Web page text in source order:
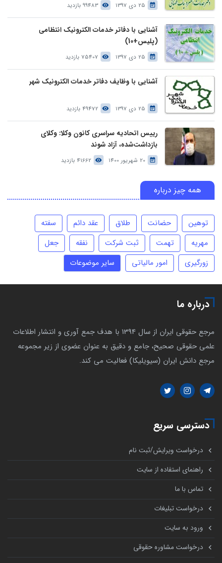
25 دی 1397 99483 بازدید
آشنایی با دفاتر خدمات الکترونیک انتظامی
(پلیس+10)
25 دی 1397 75407 بازدید
آشنایی با وظایف دفاتر خدمات الکترونیک شهر
25 دی 1397 49472 بازدید
رییس اتحادیه سراسری کانون وکلا: وکلای
بازداشت‌شده، آزاد شوند
20 شهریور 1400 41662 بازدید
همه چیز درباره
توهین حضانت طلاق عقد دائم
سفته
مهریه
تهمت ثبت شرکت نفقه
جعل
زورگیری
امور مالیاتی سایر موضوعات
درباره ما
مرجع حقوقی ایران از سال 1394 با هدف جمع آوری و انتشار اطلاعات
علمی حقوقی صحیح، جامع و دقیق به عنوان عضوی از زیر مجموعه
مرجع دانش ایران (سیویلیکا) فعالیت می کند.
دسترسی سریع
درخواست ویرایش/ثبت نام
راهنمای استفاده از سایت
تماس با ما
درخواست تبلیغات
ورود به سایت
درخواست مشاوره حقوقی